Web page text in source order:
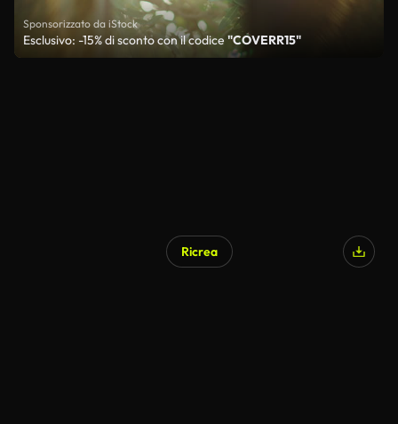
Sponsorizzato da iStock
Esclusivo: -15% di sconto con il codice "COVERR15"
Ricrea